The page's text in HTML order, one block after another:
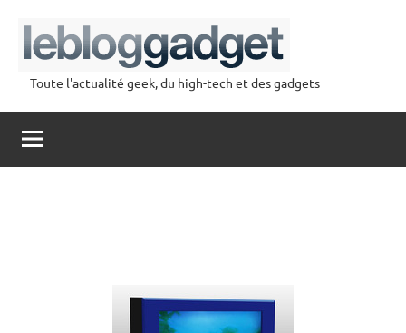
contenu
lebloggadget
Toute l'actualité geek, du high-tech et des gadgets